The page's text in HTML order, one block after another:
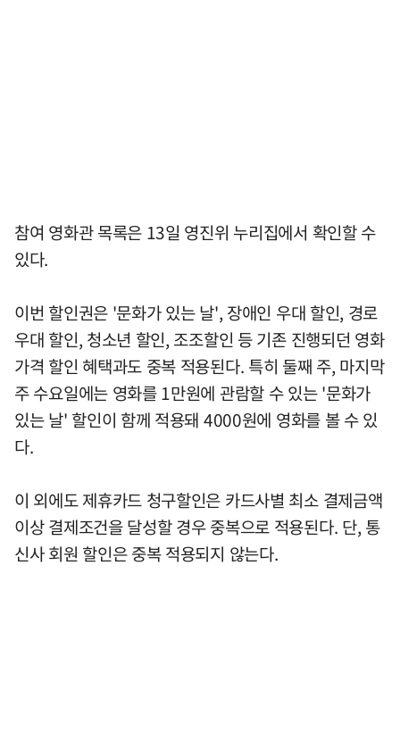
참여 영화관 목록은 13일 영진위 누리집에서 확인할 수
있다.
이번 할인권은 '문화가 있는 날', 장애인 우대 할인, 경로
우대 할인, 청소년 할인, 조조할인 등 기존 진행되던 영화
가격 할인 혜택과도 중복 적용된다. 특히 둘째 주, 마지막
주 수요일에는 영화를 1만원에 관람할 수 있는 '문화가
있는 날' 할인이 함께 적용돼 4000원에 영화를 볼 수 있
다.
이 외에도 제휴카드 청구할인은 카드사별 최소 결제금액
이상 결제조건을 달성할 경우 중복으로 적용된다. 단, 통
신사 회원 할인은 중복 적용되지 않는다.